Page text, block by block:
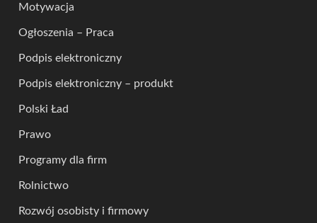
Motywacja
Ogłoszenia – Praca
Podpis elektroniczny
Podpis elektroniczny – produkt
Polski Ład
Prawo
Programy dla firm
Rolnictwo
Rozwój osobisty i firmowy